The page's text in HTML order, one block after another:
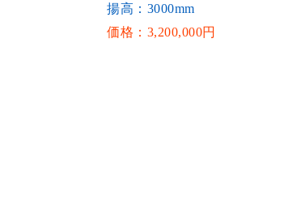
揚高：3000mm
価格：3,200,000円